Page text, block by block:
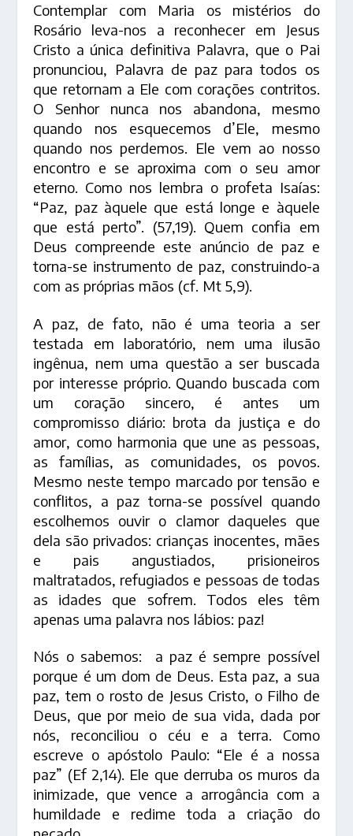
Contemplar com Maria os mistérios do
Rosário leva-nos a reconhecer em Jesus
Cristo a única definitiva Palavra, que o Pai
pronunciou, Palavra de paz para todos os
que retornam a Ele com corações contritos.
O Senhor nunca nos abandona, mesmo
quando nos esquecemos d’Ele, mesmo
quando nos perdemos. Ele vem ao nosso
encontro e se aproxima com o seu amor
eterno. Como nos lembra o profeta Isaías:
“Paz, paz àquele que está longe e àquele
que está perto”. (57,19). Quem confia em
Deus compreende este anúncio de paz e
torna-se instrumento de paz, construindo-a
com as próprias mãos (cf. Mt 5,9).
A paz, de fato, não é uma teoria a ser
testada em laboratório, nem uma ilusão
ingênua, nem uma questão a ser buscada
por interesse próprio. Quando buscada com
um coração sincero, é antes um
compromisso diário: brota da justiça e do
amor, como harmonia que une as pessoas,
as famílias, as comunidades, os povos.
Mesmo neste tempo marcado por tensão e
conflitos, a paz torna-se possível quando
escolhemos ouvir o clamor daqueles que
dela são privados: crianças inocentes, mães
e pais angustiados, prisioneiros
maltratados, refugiados e pessoas de todas
as idades que sofrem. Todos eles têm
apenas uma palavra nos lábios: paz!
Nós o sabemos: a paz é sempre possível
porque é um dom de Deus. Esta paz, a sua
paz, tem o rosto de Jesus Cristo, o Filho de
Deus, que por meio de sua vida, dada por
nós, reconciliou o céu e a terra. Como
escreve o apóstolo Paulo: “Ele é a nossa
paz” (Ef 2,14). Ele que derruba os muros da
inimizade, que vence a arrogância com a
humildade e redime toda a criação do